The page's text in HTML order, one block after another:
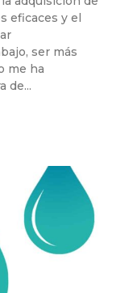
eficaces y el
ser más
me ha
de